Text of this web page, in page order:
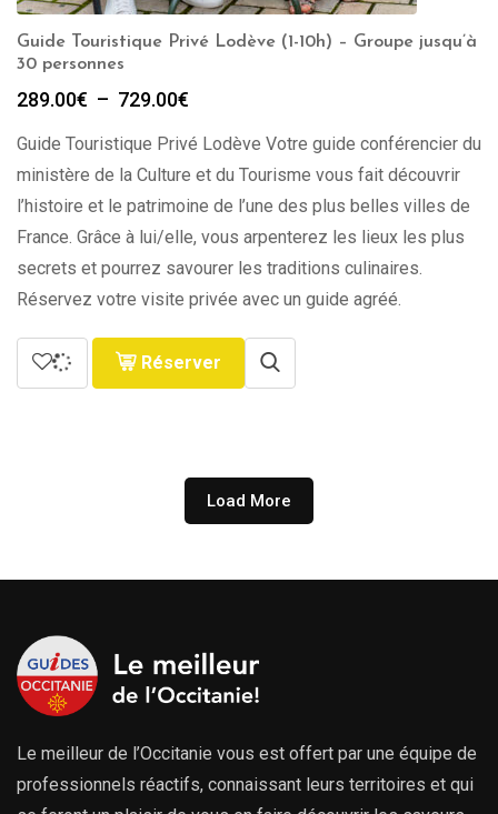
Guide Touristique Privé Lodève (1-10h) – Groupe jusqu’à
30 personnes
289.00€ – 729.00€
prix :
289.00€
à
Guide Touristique Privé Lodève Votre guide conférencier du
ministère de la Culture et du Tourisme vous fait découvrir
l’histoire et le patrimoine de l’une des plus belles villes de
France. Grâce à lui/elle, vous arpenterez les lieux les plus
secrets et pourrez savourer les traditions culinaires.
Réservez votre visite privée avec un guide agréé.
Réserver
Load More
Le meilleur de l’Occitanie vous est offert par une équipe de
professionnels réactifs, connaissant leurs territoires et qui